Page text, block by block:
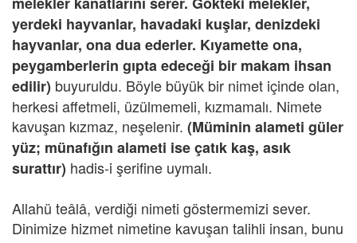
yerdeki hayvanlar, havadaki kuşlar, denizdeki
hayvanlar, ona dua ederler. Kıyamette ona,
peygamberlerin gıpta edeceği bir makam ihsan
edilir) buyuruldu. Böyle büyük bir nimet içinde olan,
herkesi affetmeli, üzülmemeli, kızmamalı. Nimete
kavuşan kızmaz, neşelenir. (Müminin alameti güler
yüz; münafığın alameti ise çatık kaş, asık
surattır) hadis-i şerifine uymalı.
Allahü teâlâ, verdiği nimeti göstermemizi sever.
Dinimize hizmet nimetine kavuşan talihli insan, bunu